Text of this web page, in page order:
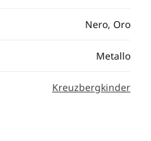
Nero, Oro
Metallo
Kreuzbergkinder